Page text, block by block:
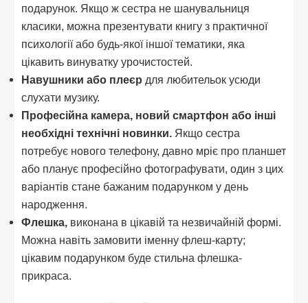
подарунок. Якщо ж сестра не шанувальниця
класики, можна презентувати книгу з практичної
психології або будь-якої іншої тематики, яка
цікавить винуватку урочистостей.
Навушники або плеєр для любительок усюди
слухати музику.
Професійна камера, новий смартфон або інші
необхідні технічні новинки. Якщо сестра
потребує нового телефону, давно мріє про планшет
або планує професійно фотографувати, один з цих
варіантів стане бажаним подарунком у день
народження.
Флешка, виконана в цікавій та незвичайній формі.
Можна навіть замовити іменну флеш-карту;
цікавим подарунком буде стильна флешка-
прикраса.